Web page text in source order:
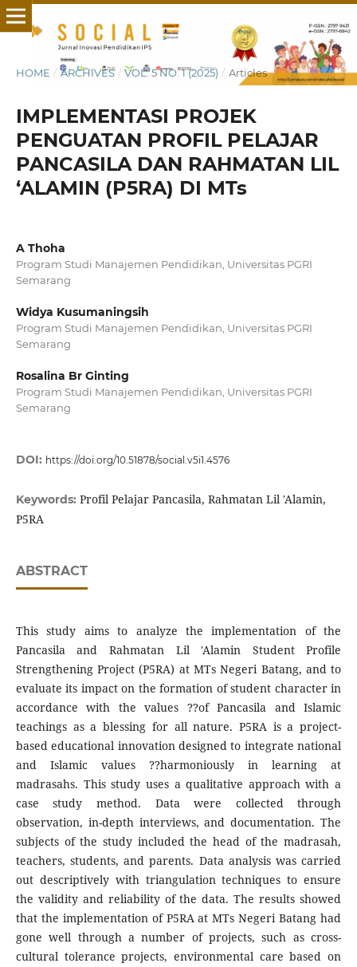
HOME / ARCHIVES / VOL. 5 NO. 1 (2025) / Articles
IMPLEMENTASI PROJEK
PENGUATAN PROFIL PELAJAR
PANCASILA DAN RAHMATAN LIL
‘ALAMIN (P5RA) DI MTs
A Thoha
Program Studi Manajemen Pendidikan, Universitas PGRI
Semarang
Widya Kusumaningsih
Program Studi Manajemen Pendidikan, Universitas PGRI
Semarang
Rosalina Br Ginting
Program Studi Manajemen Pendidikan, Universitas PGRI
Semarang
DOI: https://doi.org/10.51878/social.v5i1.4576
Keywords: Profil Pelajar Pancasila, Rahmatan Lil 'Alamin,
P5RA
ABSTRACT
This study aims to analyze the implementation of the
Pancasila and Rahmatan Lil 'Alamin Student Profile
Strengthening Project (P5RA) at MTs Negeri Batang, and to
evaluate its impact on the formation of student character in
accordance with the values ??of Pancasila and Islamic
teachings as a blessing for all nature. P5RA is a project-
based educational innovation designed to integrate national
and Islamic values ??harmoniously in learning at
madrasahs. This study uses a qualitative approach with a
case study method. Data were collected through
observation, in-depth interviews, and documentation. The
subjects of the study included the head of the madrasah,
teachers, students, and parents. Data analysis was carried
out descriptively with triangulation techniques to ensure
the validity and reliability of the data. The results showed
that the implementation of P5RA at MTs Negeri Batang had
gone well through a number of projects, such as cross-
cultural tolerance projects, environmental care based on